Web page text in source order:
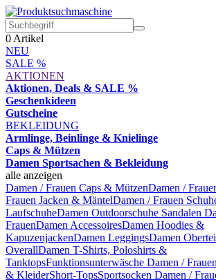
0 Artikel
NEU
SALE %
AKTIONEN
Aktionen, Deals & SALE %
Geschenkideen
Gutscheine
BEKLEIDUNG
Armlinge, Beinlinge & Knielinge
Caps & Mützen
Damen Sportsachen & Bekleidung
alle anzeigen
Damen / Frauen Caps & MützenDamen /
Frauen Jacken & MäntelDamen / Frauen
LaufschuheDamen Outdoorschuhe Sandalen
FrauenDamen AccessoiresDamen Hoodies &
KapuzenjackenDamen LeggingsDamen
OverallDamen T-Shirts, Poloshirts &
TanktopsFunktionsunterwäsche Damen / Frauen
& KleiderShort-TopsSportsocken Damen /